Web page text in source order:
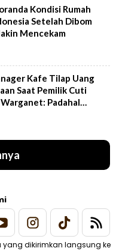
Kondisi Rumah
Setelah Dibom
Mencekam
Kafe Tilap Uang
Saat Pemilik Cuti
Padahal
Banget
yang dikirimkan langsung ke